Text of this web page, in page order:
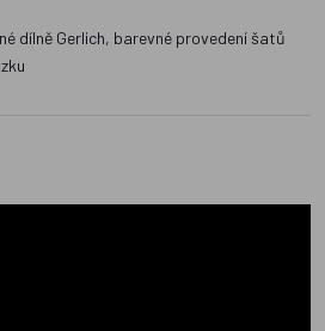
dílně Gerlich, barevné provedení šatů